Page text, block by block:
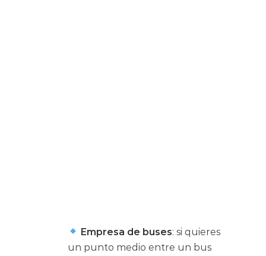
Empresa de buses: si quieres
un punto medio entre un bus